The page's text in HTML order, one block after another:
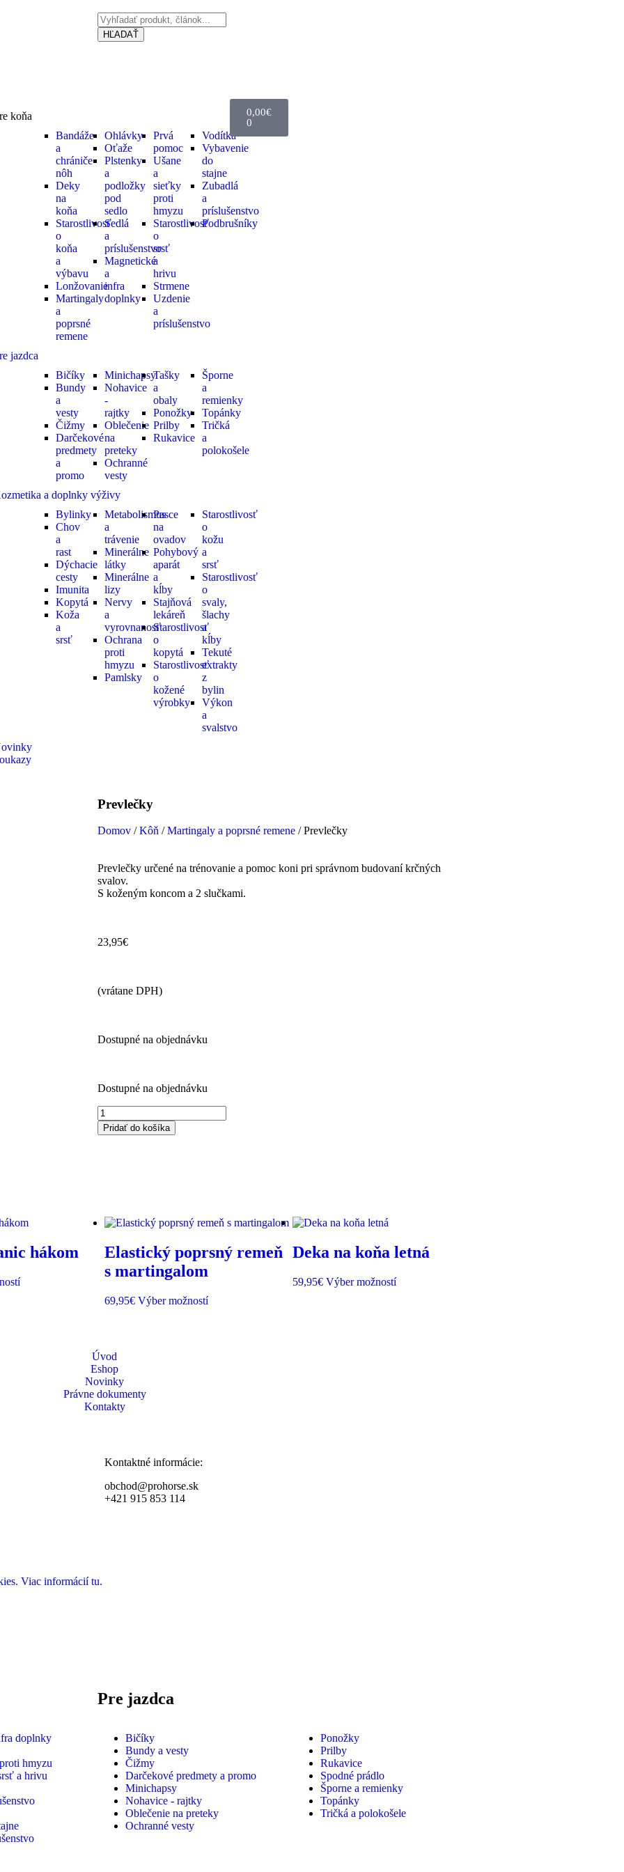
HĽADAŤ
koňa
Bandáže
a
chrániče
nôh
Deky
na
koňa
Starostlivosť
o
koňa
a
výbavu
Lonžovanie
Martingaly
a
poprsné
remene
Ohlávky
Oťaže
Plstenky
a
podložky
pod
sedlo
Sedlá
a
príslušenstvo
Magnetické
a
infra
doplnky
Prvá
pomoc
Ušane
a
sieťky
proti
hmyzu
Starostlivosť
o
srsť
a
hrivu
Strmene
Uzdenie
a
príslušenstvo
Vodítka
Vybavenie
do
stajne
Zubadlá
a
príslušenstvo
Podbrušníky
jazdca
Bičíky
Bundy
a
vesty
Čižmy
Darčekové
predmety
a
promo
Minichapsy
Nohavice
-
rajtky
Oblečenie
na
preteky
Ochranné
vesty
Tašky
a
obaly
Ponožky
Prilby
Rukavice
Šporne
a
remienky
Topánky
Tričká
a
polokošele
a doplnky výživy
Bylinky
Chov
a
rast
Dýchacie
cesty
Imunita
Kopytá
Koža
a
srsť
Metabolismus
a
trávenie
Minerálne
látky
Minerálne
lizy
Nervy
a
vyrovnanosť
Ochrana
proti
hmyzu
Pamlsky
Pasce
na
ovadov
Pohybový
aparát
a
kĺby
Stajňová
lekáreň
Starostlivosť
o
kopytá
Starostlivosť
o
kožené
výrobky
Starostlivosť
o
kožu
a
srsť
Starostlivosť
o
svaly,
šlachy
a
kĺby
Tekuté
extrakty
z
bylin
Výkon
a
svalstvo
0,00€
0
Prevlečky
Domov /Kôň /Martingaly a poprsné remene / Prevlečky
Prevlečky určené na trénovanie a pomoc koni pri správnom budovaní krčných
svalov.
S koženým koncom a 2 slučkami.
23,95€
(vrátane DPH)
Dostupné na objednávku
Dostupné na objednávku
Pridať do košíka
hákom
Elastický poprsný remeň
s martingalom
69,95€ Výber možností
Deka na koňa letná
59,95€ Výber možností
Úvod
Eshop
Novinky
Právne dokumenty
Kontakty
Kontaktné informácie:
obchod@prohorse.sk
+421 915 853 114
Viac informácií tu.
Pre jazdca
doplnky
hmyzu
a hrivu
Bičíky
Bundy a vesty
Čižmy
Darčekové predmety a promo
Minichapsy
Nohavice - rajtky
Oblečenie na preteky
Ochranné vesty
Ponožky
Prilby
Rukavice
Spodné prádlo
Šporne a remienky
Topánky
Tričká a polokošele